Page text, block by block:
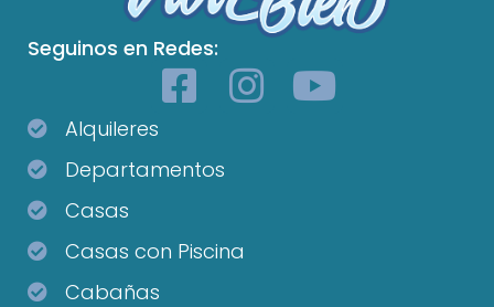
Seguinos en Redes:
Alquileres
Departamentos
Casas
Casas con Piscina
Cabañas